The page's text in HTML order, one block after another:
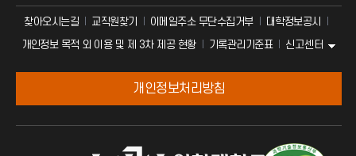
찾아오시는길 교직원찾기 이메일주소 무단수집거부
대학정보공시
개인정보 목적 외 이용 및 제 3차 제공 현황
기록관리기준표 신고센터
개인정보처리방침